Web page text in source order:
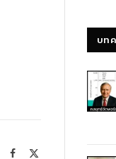
Facebook
บท